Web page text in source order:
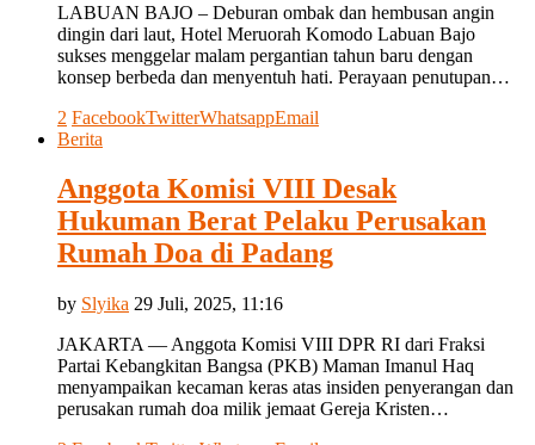
LABUAN BAJO – Deburan ombak dan hembusan angin
dingin dari laut, Hotel Meruorah Komodo Labuan Bajo
sukses menggelar malam pergantian tahun baru dengan
konsep berbeda dan menyentuh hati. Perayaan penutupan…
2 FacebookTwitterWhatsappEmail
Berita
Anggota Komisi VIII Desak
Hukuman Berat Pelaku Perusakan
Rumah Doa di Padang
by Slyika 29 Juli, 2025, 11:16
JAKARTA — Anggota Komisi VIII DPR RI dari Fraksi
Partai Kebangkitan Bangsa (PKB) Maman Imanul Haq
menyampaikan kecaman keras atas insiden penyerangan dan
perusakan rumah doa milik jemaat Gereja Kristen…